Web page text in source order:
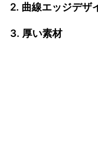
2. 曲線エッジデザ
3. 厚い素材